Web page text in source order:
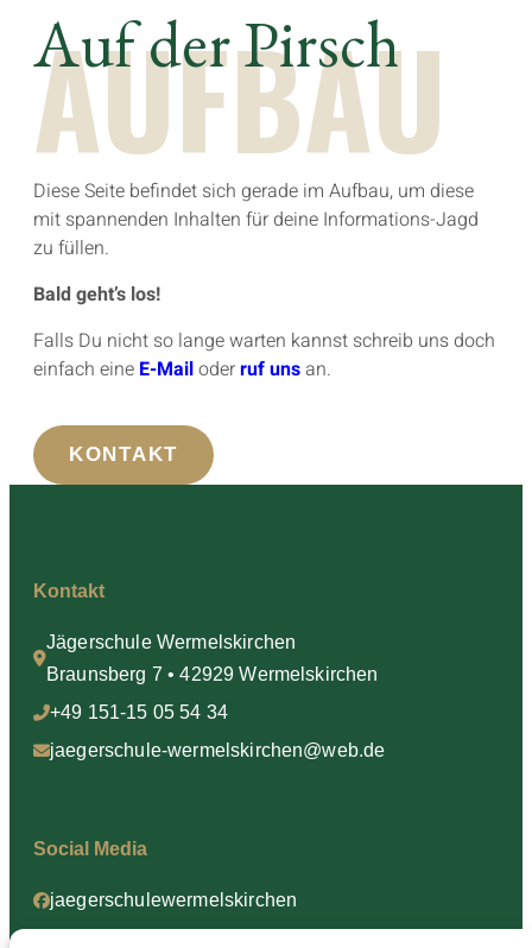
Auf der Pirsch
AUFBAU
Diese Seite befindet sich gerade im Aufbau, um diese
mit spannenden Inhalten für deine Informations-Jagd
zu füllen.
Bald geht’s los!
Falls Du nicht so lange warten kannst schreib uns doch
einfach eine E-Mailoderruf unsan.
KONTAKT
Kontakt
Jägerschule Wermelskirchen
Braunsberg 7 • 42929 Wermelskirchen
+49 151-15 05 54 34
jaegerschule-wermelskirchen@web.de
Social Media
jaegerschulewermelskirchen